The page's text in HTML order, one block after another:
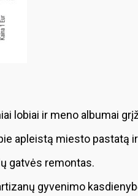
lobiai ir meno albumai
apleistą miesto pastatą
gatvės remontas.
gyvenimo